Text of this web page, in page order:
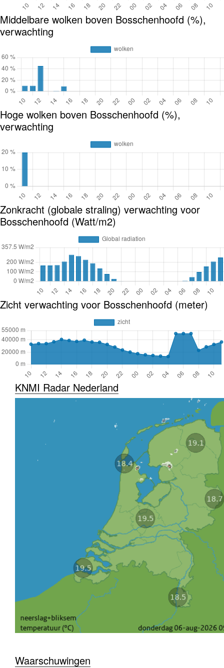
Middelbare wolken boven Bosschenhoofd (%),
verwachting
Hoge wolken boven Bosschenhoofd (%),
verwachting
Zonkracht (globale straling) verwachting voor
Bosschenhoofd (Watt/m2)
Zicht verwachting voor Bosschenhoofd (meter)
KNMI Radar Nederland
Waarschuwingen